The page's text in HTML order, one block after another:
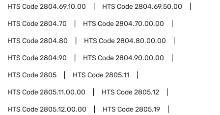
HTS Code2804.69.10.00 HTS Code2804.69.50.00
HTS Code2804.70 HTS Code2804.70.00.00
HTS Code2804.80 HTS Code2804.80.00.00
HTS Code2804.90 HTS Code2804.90.00.00
HTS Code2805 HTS Code2805.11
HTS Code2805.11.00.00 HTS Code2805.12
HTS Code2805.12.00.00 HTS Code2805.19